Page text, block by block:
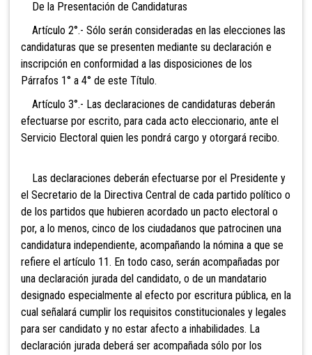
De la Presentación de Candidaturas
Artículo 2°.- Sólo serán consideradas en las elecciones las
candidaturas que se presenten mediante su declaración e
inscripción en conformidad a las disposiciones de los
Párrafos 1° a 4° de este Título.
Artículo 3°.- Las declaraciones de candidaturas deberán
efectuarse por escrito, para cada acto eleccionario, ante el
Servicio Electoral quien les pondrá cargo y otorgará recibo.
Las declaraciones deberán efectuarse por el Presidente y
el Secretario de la Directiva Central de cada partido político o
de los partidos que hubieren acordado un pacto electoral o
por, a lo menos, cinco de los ciudadanos que patrocinen una
candidatura independiente, acompañando la nómina a que se
refiere el artículo 11. En todo caso, serán acompañadas por
una declaración jurada del candidato, o de un mandatario
designado especialmente al efecto por escritura pública, en la
cual señalará cumplir los requisitos constitucionales y legales
para ser candidato y no estar afecto a inhabilidades. La
declaración jurada deberá ser acompañada sólo por los